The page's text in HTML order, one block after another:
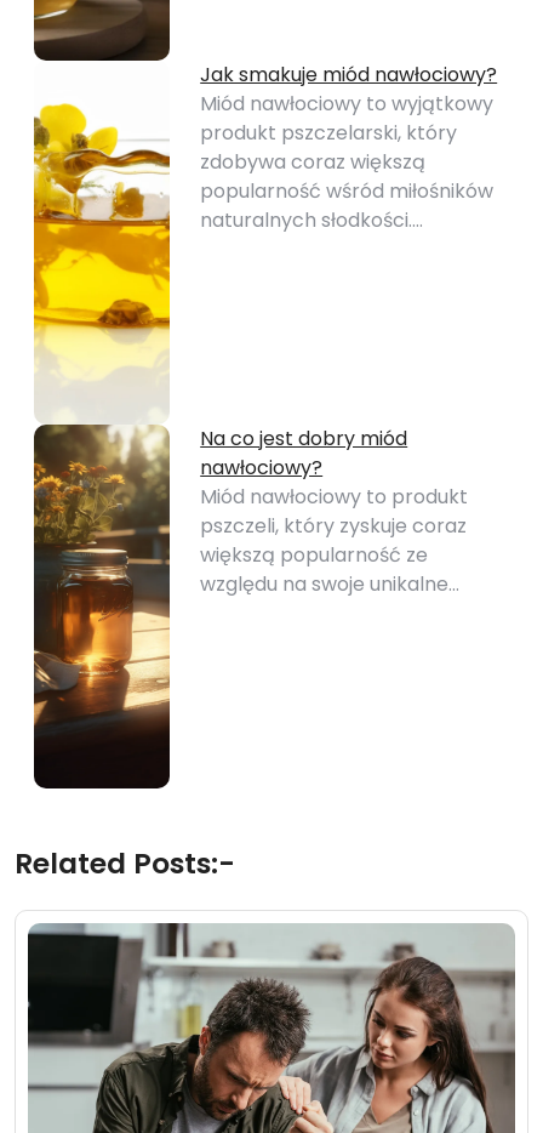
Jak smakuje miód nawłociowy?
Miód nawłociowy to wyjątkowy
produkt pszczelarski, który
zdobywa coraz większą
popularność wśród miłośników
naturalnych słodkości.…
Na co jest dobry miód
nawłociowy?
Miód nawłociowy to produkt
pszczeli, który zyskuje coraz
większą popularność ze
względu na swoje unikalne…
Related Posts:-